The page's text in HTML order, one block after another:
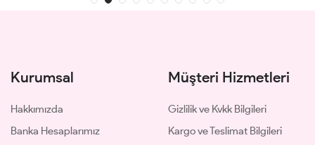
Kurumsal
Hakkımızda
Banka Hesaplarımız
Müşteri Hizmetleri
Gizlilik ve Kvkk Bilgileri
Kargo ve Teslimat Bilgileri